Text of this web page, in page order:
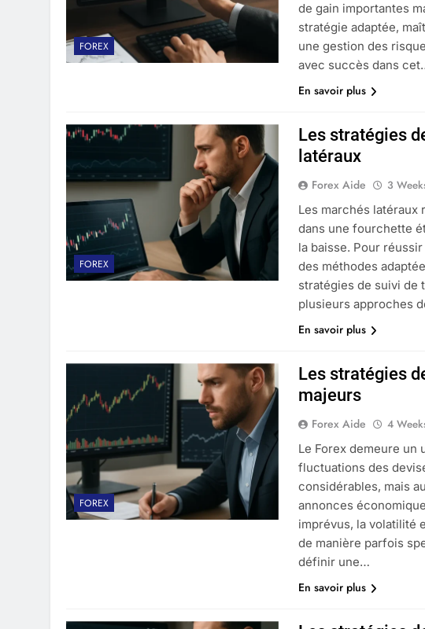
FOREX
de gain importantes
stratégie adaptée,
une gestion des
avec succès dans
En savoir plus
FOREX
Les stratégies
latéraux
Forex Aide 3
Les marchés
dans une fourchette
la baisse. Pour
des méthodes
stratégies de suivi de
plusieurs approches
En savoir plus
FOREX
Les stratégies
majeurs
Forex Aide 4
Le Forex demeure un
fluctuations des
considérables, mais
annonces
imprévus, la volatilité
de manière parfois
définir une…
En savoir plus